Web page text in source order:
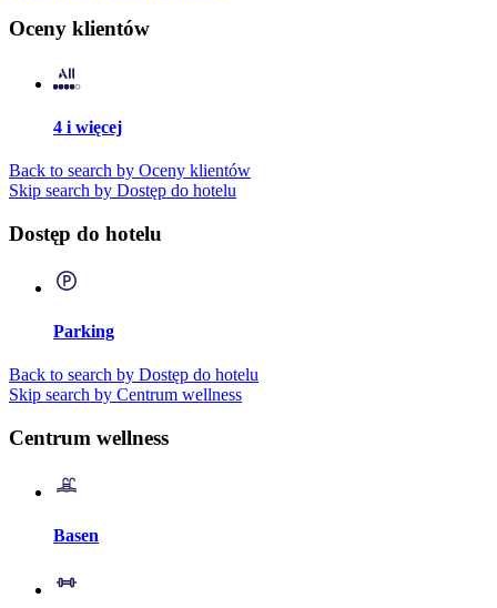
Oceny klientów
4 i więcej
Back to search by Oceny klientów
Skip search by Dostęp do hotelu
Dostęp do hotelu
Parking
Back to search by Dostęp do hotelu
Skip search by Centrum wellness
Centrum wellness
Basen